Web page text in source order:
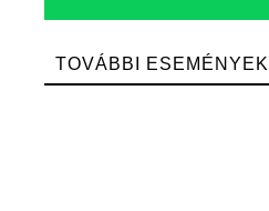
TOVÁBBI ESEMÉNYEK